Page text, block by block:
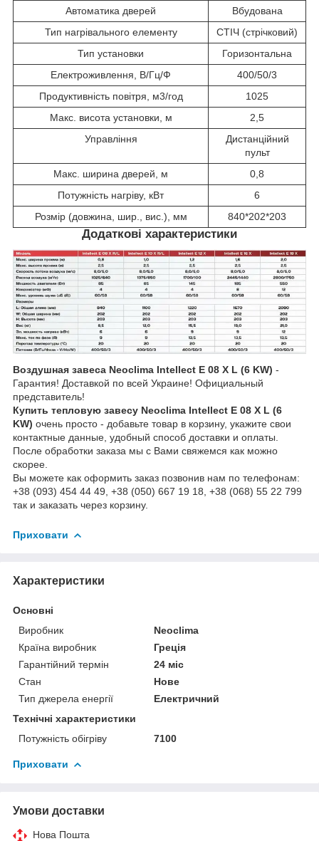
Автоматика дверей
Вбудована
Тип нагрівального елементу
СТІЧ (стрічковий)
Тип установки
Горизонтальна
Електроживлення, В/Гц/Ф
400/50/3
Продуктивність повітря, м3/год
1025
Макс. висота установки, м
2,5
Управління
Дистанційний
пульт
Макс. ширина дверей, м
0,8
Потужність нагріву, кВт
6
Розмір (довжина, шир., вис.), мм
840*202*203
Додаткові характеристики
Воздушная завеса Neoclima Intellect E 08 X L (6 KW) -
Гарантия! Доставкой по всей Украине! Официальный
представитель!
Купить тепловую завесу Neoclima Intellect E 08 X L (6
KW) очень просто - добавьте товар в корзину, укажите свои
контактные данные, удобный способ доставки и оплаты.
После обработки заказа мы с Вами свяжемся как можно
скорее.
Вы можете как оформить заказ позвонив нам по телефонам:
+38 (093) 454 44 49, +38 (050) 667 19 18, +38 (068) 55 22 799
так и заказать через корзину.
Приховати
Характеристики
Основні
Виробник
Neoclima
Країна виробник
Греція
Гарантійний термін
24 міс
Стан
Нове
Тип джерела енергії
Електричний
Технічні характеристики
Потужність обігріву
7100
Приховати
Умови доставки
Нова Пошта